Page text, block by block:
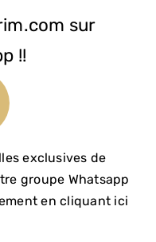
sur
!!
exclusives de
groupe Whatsapp
en cliquant ici